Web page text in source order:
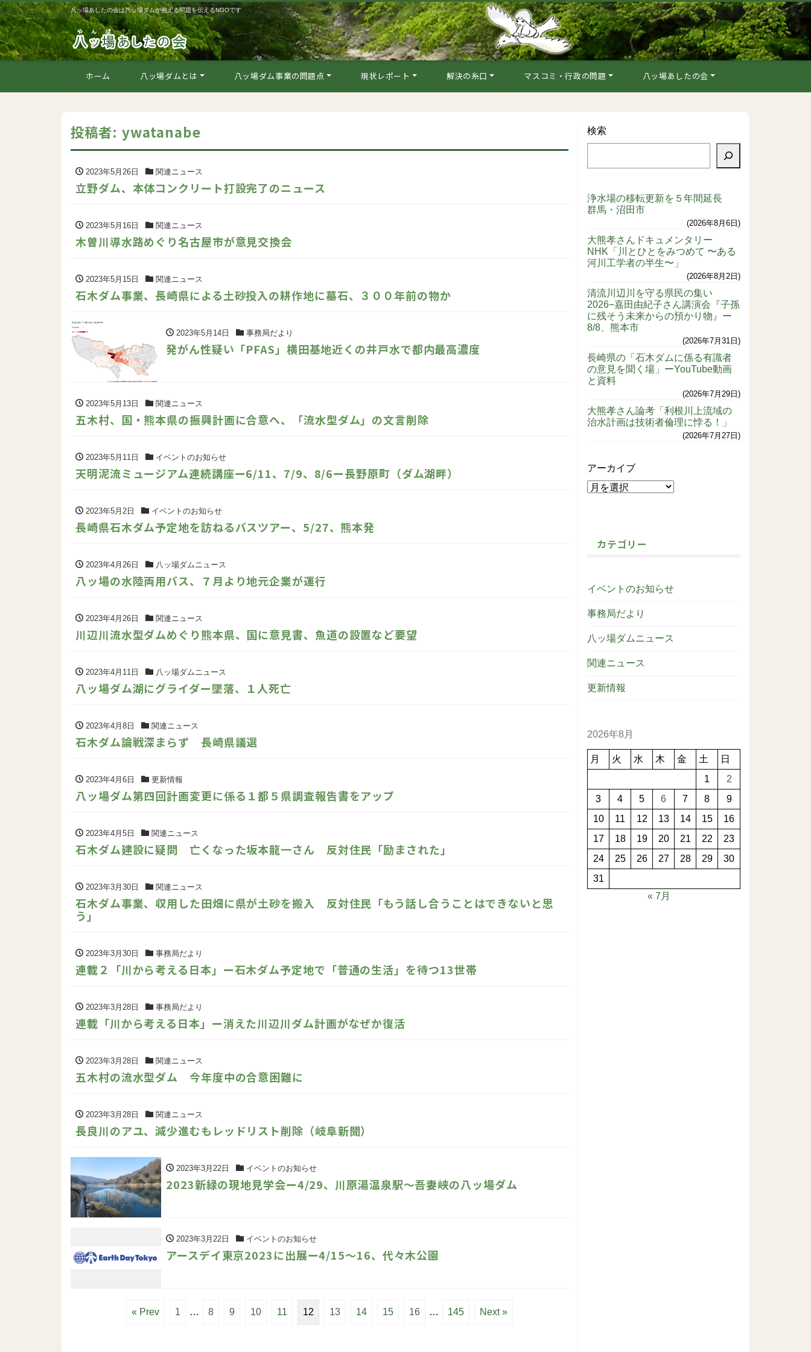
八ッ場あしたの会は八ッ場ダムが抱える問題を伝えるNGOです
ホーム 八ッ場ダムとは 八ッ場ダム事業の問題点 現状レポート 解決の糸口 マスコミ・行政の問題 八ッ場あしたの会
投稿者: ywatanabe
2023年5月26日 関連ニュース
立野ダム、本体コンクリート打設完了のニュース
2023年5月16日 関連ニュース
木曽川導水路めぐり名古屋市が意見交換会
2023年5月15日 関連ニュース
石木ダム事業、長崎県による土砂投入の耕作地に墓石、３００年前の物か
2023年5月14日 事務局だより
発がん性疑い「PFAS」横田基地近くの井戸水で都内最高濃度
2023年5月13日 関連ニュース
五木村、国・熊本県の振興計画に合意へ、「流水型ダム」の文言削除
2023年5月11日 イベントのお知らせ
天明泥流ミュージアム連続講座ー6/11、7/9、8/6ー長野原町（ダム湖畔）
2023年5月2日 イベントのお知らせ
長崎県石木ダム予定地を訪ねるバスツアー、5/27、熊本発
2023年4月26日 八ッ場ダムニュース
八ッ場の水陸両用バス、７月より地元企業が運行
2023年4月26日 関連ニュース
川辺川流水型ダムめぐり熊本県、国に意見書、魚道の設置など要望
2023年4月11日 八ッ場ダムニュース
八ッ場ダム湖にグライダー墜落、１人死亡
2023年4月8日 関連ニュース
石木ダム論戦深まらず 長崎県議選
2023年4月6日 更新情報
八ッ場ダム第四回計画変更に係る１都５県調査報告書をアップ
2023年4月5日 関連ニュース
石木ダム建設に疑問 亡くなった坂本龍一さん 反対住民「励まされた」
2023年3月30日 関連ニュース
石木ダム事業、収用した田畑に県が土砂を搬入 反対住民「もう話し合うことはできないと思
う」
2023年3月30日 事務局だより
連載２「川から考える日本」ー石木ダム予定地で「普通の生活」を待つ13世帯
2023年3月28日 事務局だより
連載「川から考える日本」ー消えた川辺川ダム計画がなぜか復活
2023年3月28日 関連ニュース
五木村の流水型ダム 今年度中の合意困難に
2023年3月28日 関連ニュース
長良川のアユ、減少進むもレッドリスト削除（岐阜新聞）
2023年3月22日 イベントのお知らせ
2023新緑の現地見学会ー4/29、川原湯温泉駅～吾妻峡の八ッ場ダム
2023年3月22日 イベントのお知らせ
アースデイ東京2023に出展ー4/15～16、代々木公園
« Prev 1 … 8 9 10 11 12 13 14 15 16 … 145 Next »
検索
浄水場の移転更新を５年間延長
群馬・沼田市
2026年8月6日
大熊孝さんドキュメンタリー
NHK「川とひとをみつめて 〜ある
河川工学者の半生〜」
2026年8月2日
清流川辺川を守る県民の集い
2026−嘉田由紀子さん講演会『子孫
に残そう未来からの預かり物』ー
8/8、熊本市
2026年7月31日
長崎県の「石木ダムに係る有識者
の意見を聞く場」ーYouTube動画
と資料
2026年7月29日
大熊孝さん論考「利根川上流域の
治水計画は技術者倫理に悖る！」
2026年7月27日
アーカイブ
カテゴリー
イベントのお知らせ
事務局だより
八ッ場ダムニュース
関連ニュース
更新情報
2026年8月
月 火 水 木 金 土
日
1
2
3
4 5 6 7 8
9
10
11 12 13 14 15
16
17
18 19 20 21 22
23
24
25 26 27 28 29
30
31
« 7月